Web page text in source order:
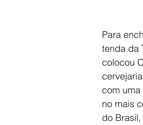
Para
tenda da
colocou
com uma
no mais
do